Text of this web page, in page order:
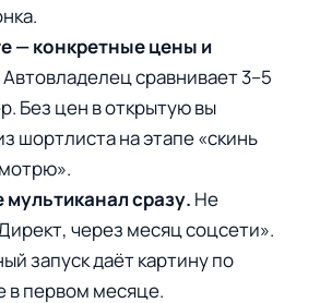
— конкретные цены и
Автовладелец сравнивает 3–5
Без цен в открытую вы
шортлиста на этапе «скинь
мультиканал сразу. Не
через месяц соцсети».
запуск даёт картину по
в первом месяце.